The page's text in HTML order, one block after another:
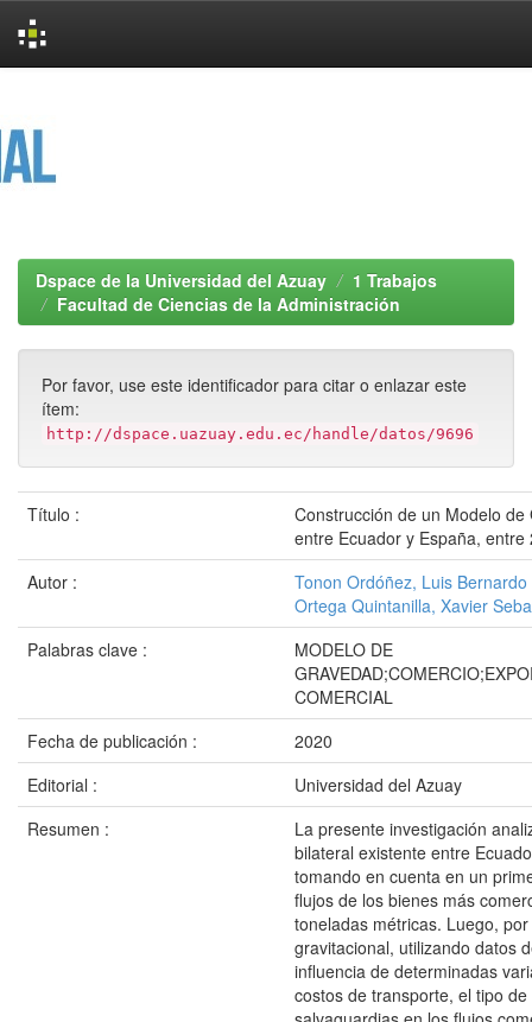
Dspace de la Universidad del Azuay
1 Trabajos
Facultad de Ciencias de la Administración
Por favor, use este identificador para citar o enlazar este
ítem:
http://dspace.uazuay.edu.ec/handle/datos/9696
Título :
Construcción de un Modelo
entre Ecuador y España, entre
Autor :
Tonon Ordóñez, Luis Bernardo
Ortega Quintanilla, Xavier
Palabras clave :
MODELO DE
COMERCIAL
Fecha de publicación :
2020
Editorial :
Universidad del Azuay
Resumen :
La presente investigación
bilateral existente entre
tomando en cuenta en un
flujos de los bienes más
toneladas métricas. Luego,
gravitacional, utilizando datos
influencia de determinadas
costos de transporte, el tipo